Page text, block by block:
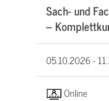
Sach- und
–
05.10.2026 -
Online